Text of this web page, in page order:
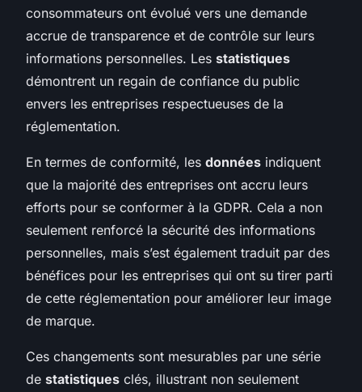
consommateurs ont évolué vers une demande
accrue de transparence et de contrôle sur leurs
informations personnelles. Les statistiques
démontrent un regain de confiance du public
envers les entreprises respectueuses de la
réglementation.
En termes de conformité, les données indiquent
que la majorité des entreprises ont accru leurs
efforts pour se conformer à la GDPR. Cela a non
seulement renforcé la sécurité des informations
personnelles, mais s’est également traduit par des
bénéfices pour les entreprises qui ont su tirer parti
de cette réglementation pour améliorer leur image
de marque.
Ces changements sont mesurables par une série
de statistiques clés, illustrant non seulement